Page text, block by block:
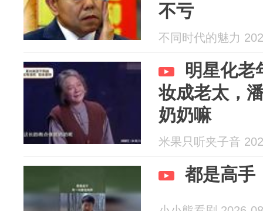
不亏
不同时代的魅力
明星化老
妆成老太，
奶奶嘛
米果只听夹子音
都是高手